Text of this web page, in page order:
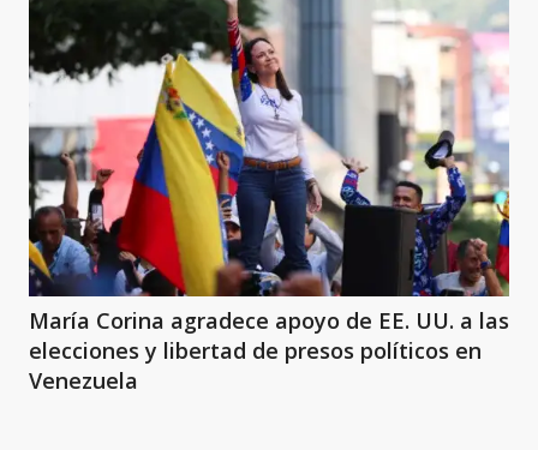
María Corina agradece apoyo de EE. UU. a las
elecciones y libertad de presos políticos en
Venezuela